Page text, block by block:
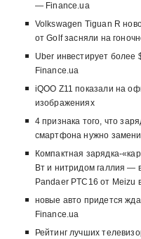
— Finance.ua
Volkswagen Tiguan R
от Golf засняли на
Uber инвестирует
Finance.ua
iQOO Z11 показали на
изображениях
4 признака того, что
смартфона нужно
Компактная зарядка-
Вт и нитридом галлия —
Pandaer PTC16 от
новые авто придется
Finance.ua
Рейтинг лучших